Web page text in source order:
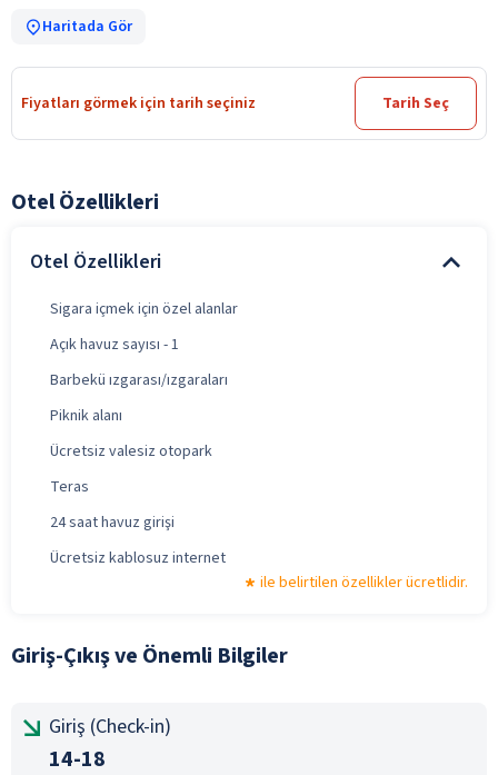
Haritada Gör
Fiyatları görmek için tarih seçiniz Tarih Seç
Otel Özellikleri
Otel Özellikleri
Sigara içmek için özel alanlar
Açık havuz sayısı - 1
Barbekü ızgarası/ızgaraları
Piknik alanı
Ücretsiz valesiz otopark
Teras
24 saat havuz girişi
Ücretsiz kablosuz internet
ile belirtilen özellikler ücretlidir.
Giriş-Çıkış ve Önemli Bilgiler
Giriş (Check-in)
14-18